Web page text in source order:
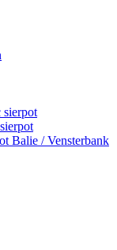
sierpot
Balie / Vensterbank